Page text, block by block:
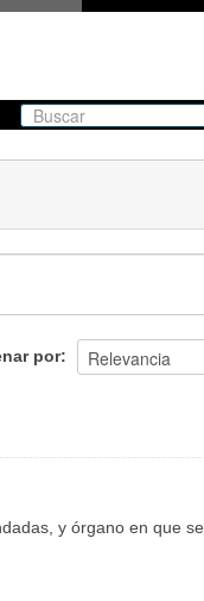
por
y órgano en que se